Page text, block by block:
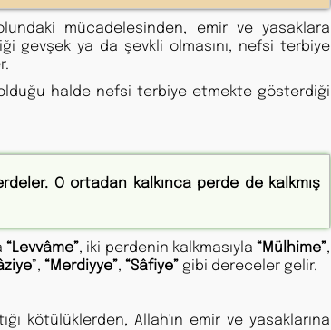
mücadelesinden, emir ve yasaklara
gevşek ya da şevkli olmasını, nefsi terbiye
halde nefsi terbiye etmekte gösterdiği
O ortadan kalkınca perde de kalkmış
“Levvâme”, iki perdenin kalkmasıyla“Mülhime”,
”, “Merdiyye”, “Sâfiye” gibi dereceler gelir.
kötülüklerden, Allah'ın emir ve yasaklarına